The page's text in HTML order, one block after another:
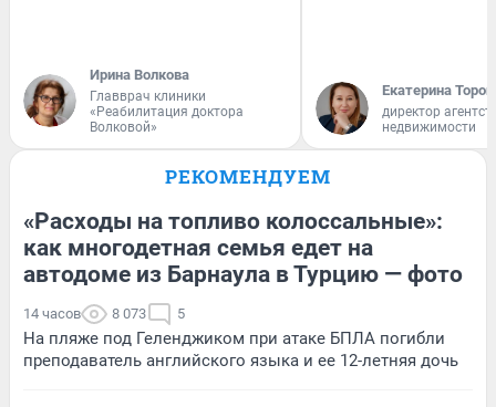
Ирина Волкова
Главврач клиники
«Реабилитация доктора
Волковой»
Екатерина
директор
недвижимости
РЕКОМЕНДУЕМ
«Расходы на топливо колоссальные»:
как многодетная семья едет на
автодоме из Барнаула в Турцию — фото
14 часов 8 073 5
На пляже под Геленджиком при атаке БПЛА погибли
преподаватель английского языка и ее 12-летняя дочь